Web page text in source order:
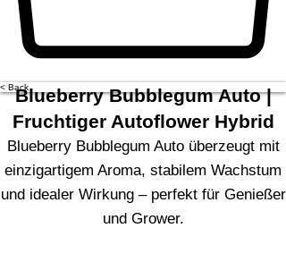
< BackBlueberry Bubblegum Auto |
Fruchtiger Autoflower Hybrid
Blueberry Bubblegum Auto überzeugt mit
einzigartigem Aroma, stabilem Wachstum
und idealer Wirkung – perfekt für Genießer
und Grower.